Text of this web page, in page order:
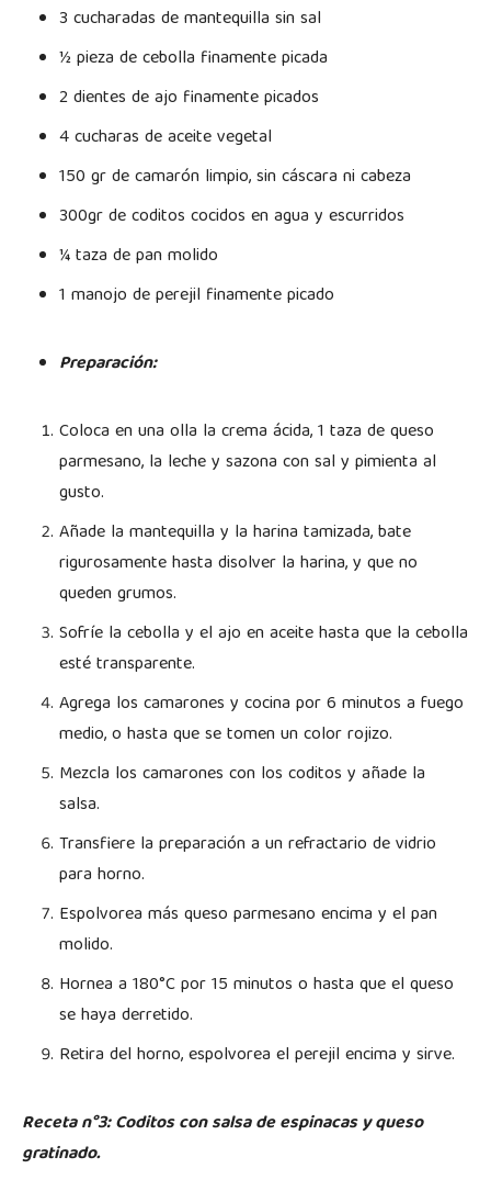
3 cucharadas de mantequilla sin sal
½ pieza de cebolla finamente picada
2 dientes de ajo finamente picados
4 cucharas de aceite vegetal
150 gr de camarón limpio, sin cáscara ni cabeza
300gr de coditos cocidos en agua y escurridos
¼ taza de pan molido
1 manojo de perejil finamente picado
Preparación:
Coloca en una olla la crema ácida, 1 taza de queso
parmesano, la leche y sazona con sal y pimienta al
gusto.
Añade la mantequilla y la harina tamizada, bate
rigurosamente hasta disolver la harina, y que no
queden grumos.
Sofríe la cebolla y el ajo en aceite hasta que la cebolla
esté transparente.
Agrega los camarones y cocina por 6 minutos a fuego
medio, o hasta que se tomen un color rojizo.
Mezcla los camarones con los coditos y añade la
salsa.
Transfiere la preparación a un refractario de vidrio
para horno.
Espolvorea más queso parmesano encima y el pan
molido.
Hornea a 180°C por 15 minutos o hasta que el queso
se haya derretido.
Retira del horno, espolvorea el perejil encima y sirve.
Receta n°3: Coditos con salsa de espinacas y queso
gratinado.